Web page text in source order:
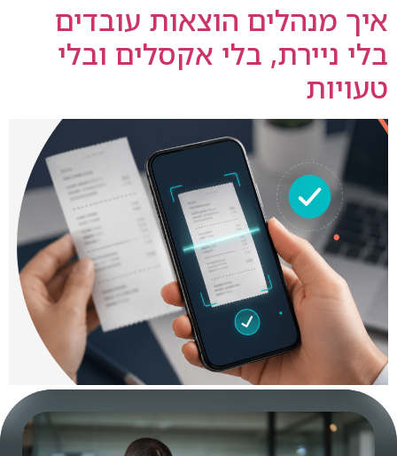
איך מנהלים הוצאות עובדים
בלי ניירת, בלי אקסלים ובלי
טעויות